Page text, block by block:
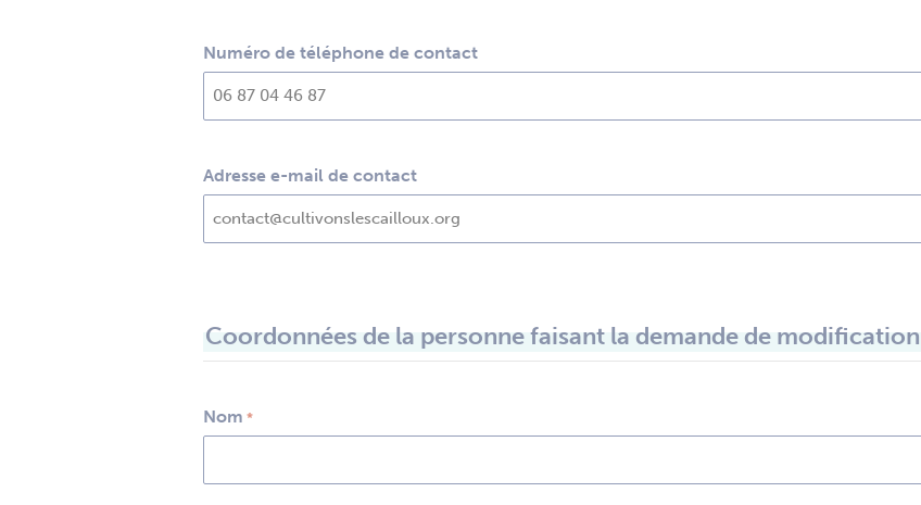
Numéro de téléphone de contact
Adresse e-mail de contact
Coordonnées de la personne faisant la demande de modification
Nom *